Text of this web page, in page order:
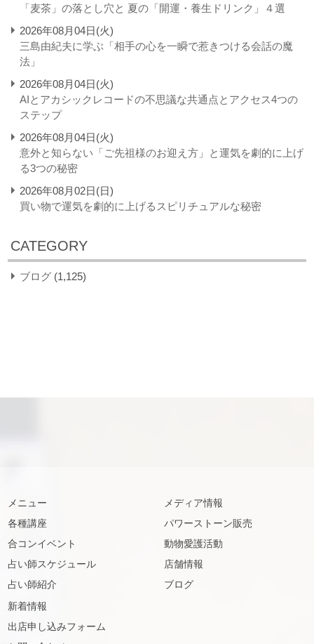
「麦茶」の落とし穴と 夏の「開運・養生ドリンク」４選
2026年08月04日(火)
三島由紀夫に学ぶ「相手の心を一瞬で惹きつける会話の魔
法」
2026年08月04日(火)
AIとアカシックレコードの不思議な共通点とアクセス4つの
ステップ
2026年08月04日(火)
意外と知らない「ご先祖様のお迎え方」と運気を劇的に上げ
る3つの秘密
2026年08月02日(日)
買い物で運気を劇的に上げるスピリチュアルな秘密
CATEGORY
ブログ (1,125)
メニュー
各種講座
合コンイベント
占い師スケジュール
占い師紹介
メディア情報
パワーストーン販売
動物愛護活動
店舗情報
ブログ
新着情報
出店申し込みフォーム